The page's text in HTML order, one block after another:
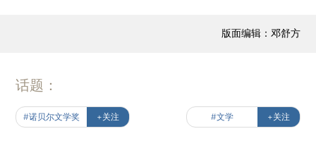
版面编辑：邓舒方
话题：
#诺贝尔文学奖 +关注 #文学 +关注